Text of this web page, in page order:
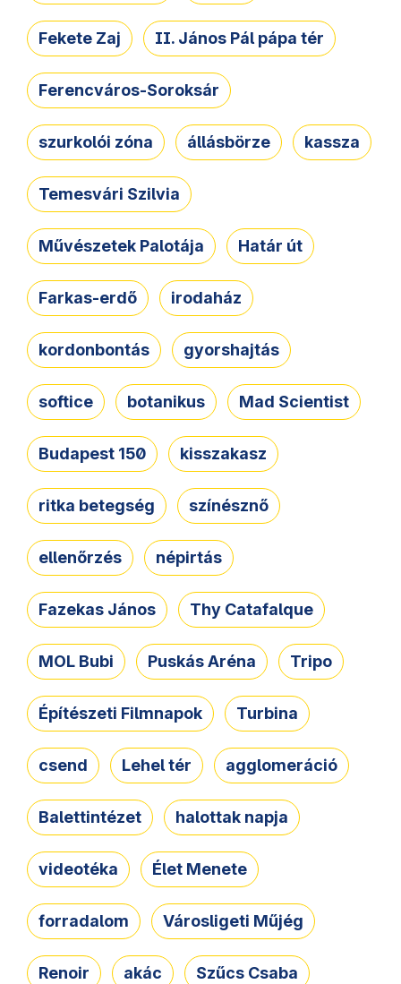
Fekete Zaj II. János Pál pápa tér
Ferencváros-Soroksár
szurkolói zóna állásbörze kassza
Temesvári Szilvia
Művészetek Palotája Határ út
Farkas-erdő irodaház
kordonbontás gyorshajtás
softice botanikus Mad Scientist
Budapest 150 kisszakasz
ritka betegség színésznő
ellenőrzés népirtás
Fazekas János Thy Catafalque
MOL Bubi Puskás Aréna Tripo
Építészeti Filmnapok Turbina
csend Lehel tér agglomeráció
Balettintézet halottak napja
videotéka Élet Menete
forradalom Városligeti Műjég
Renoir akác Szűcs Csaba